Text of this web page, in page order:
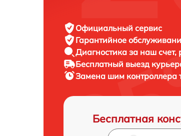
Официальный сервис
Гарантийное
Диагностика за наш счет,
Бесплатный выезд
Замена шим контроллера
Бесплатная